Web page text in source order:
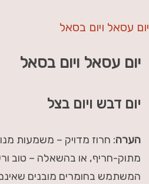
יום עסאל ויום בסאל
יום עסאל ויום בסאל
יום דבש ויום בצל
הערה: חרוז מדויק – משמעות
מתוק-חריף, או בהשאלה – טוב
המשתמש בחומרים מובנים